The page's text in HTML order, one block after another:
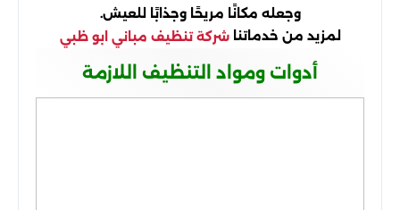
وجعله مكانًا مريحًا وجذابًا للعيش.
لمزيد من خدماتناشركة تنظيف مباني ابو ظبي
أدوات ومواد التنظيف اللازمة